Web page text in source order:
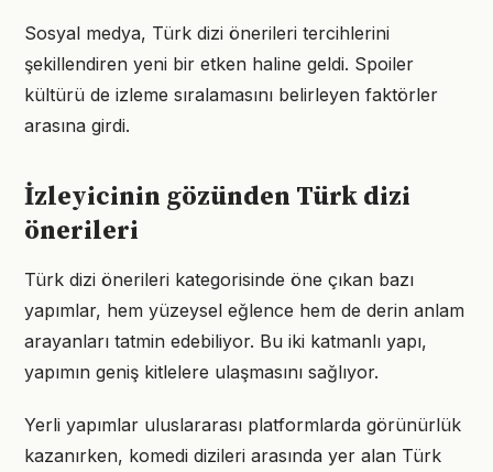
Sosyal medya, Türk dizi önerileri tercihlerini
şekillendiren yeni bir etken haline geldi. Spoiler
kültürü de izleme sıralamasını belirleyen faktörler
arasına girdi.
İzleyicinin gözünden Türk dizi
önerileri
Türk dizi önerileri kategorisinde öne çıkan bazı
yapımlar, hem yüzeysel eğlence hem de derin anlam
arayanları tatmin edebiliyor. Bu iki katmanlı yapı,
yapımın geniş kitlelere ulaşmasını sağlıyor.
Yerli yapımlar uluslararası platformlarda görünürlük
kazanırken, komedi dizileri arasında yer alan Türk